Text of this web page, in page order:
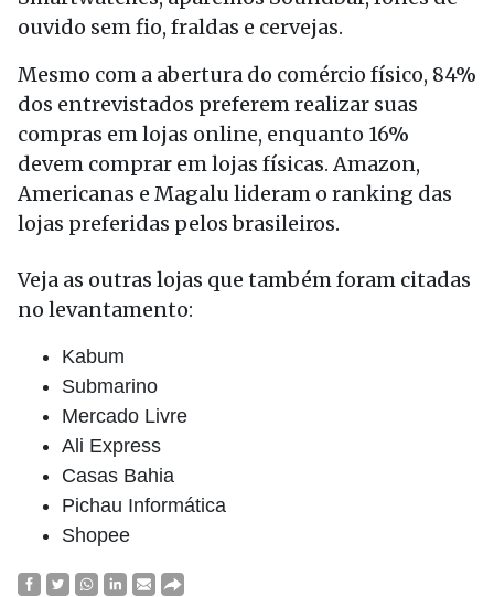
ouvido sem fio, fraldas e cervejas.
Mesmo com a abertura do comércio físico, 84%
dos entrevistados preferem realizar suas
compras em lojas online, enquanto 16%
devem comprar em lojas físicas. Amazon,
Americanas e Magalu lideram o ranking das
lojas preferidas pelos brasileiros.
Veja as outras lojas que também foram citadas
no levantamento:
Kabum
Submarino
Mercado Livre
Ali Express
Casas Bahia
Pichau Informática
Shopee